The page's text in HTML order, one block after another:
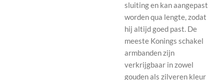
sluiting en kan aangepast
worden qua lengte, zodat
hij altijd goed past. De
meeste Konings schakel
armbanden zijn
verkrijgbaar in zowel
gouden als zilveren kleur